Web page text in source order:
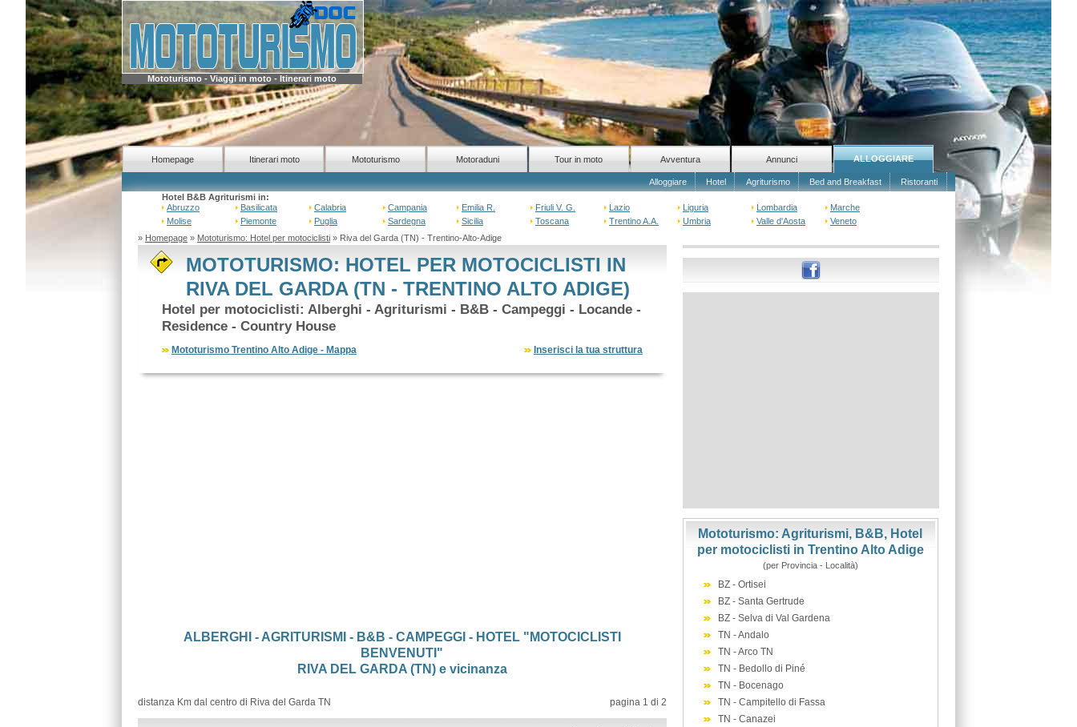
Mototurismo - Viaggi in moto - Itinerari moto
Homepage Itinerari moto Mototurismo Motoraduni Tour in moto Avventura Annunci ALLOGGIARE
Alloggiare Hotel Agriturismo Bed and Breakfast
Ristoranti
Hotel B&B Agriturismi in:
Abruzzo
Basilicata Calabria Campania Emilia R. Friuli V. G. Lazio Liguria Lombardia
Marche
Molise
Piemonte Puglia Sardegna Sicilia Toscana Trentino A.A. Umbria Valle d'Aosta
Veneto
» Homepage» Mototurismo: Hotel per motociclisti» Riva del Garda (TN) - Trentino-Alto-Adige
MOTOTURISMO: HOTEL PER MOTOCICLISTI IN
RIVA DEL GARDA (TN - TRENTINO ALTO ADIGE)
Hotel per motociclisti: Alberghi - Agriturismi - B&B - Campeggi - Locande -
Residence - Country House
Mototurismo Trentino Alto Adige - Mappa Inserisci la tua struttura
ALBERGHI - AGRITURISMI - B&B - CAMPEGGI - HOTEL "MOTOCICLISTI
BENVENUTI"
RIVA DEL GARDA (TN) e vicinanza
distanza Km dal centro di Riva del Garda TN pagina 1 di 2
Mototurismo: Agriturismi, B&B, Hotel
per motociclisti in Trentino Alto Adige
(per Provincia - Località)
BZ - Ortisei
BZ - Santa Gertrude
BZ - Selva di Val Gardena
TN - Andalo
TN - Arco TN
TN - Bedollo di Piné
TN - Bocenago
TN - Campitello di Fassa
TN - Canazei